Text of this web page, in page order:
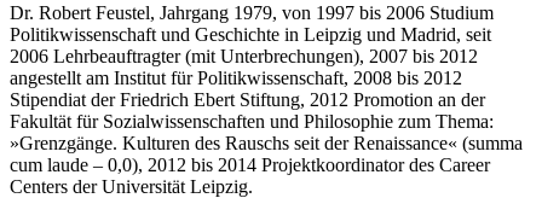
Dr. Robert Feustel, Jahrgang 1979, von 1997 bis 2006 Studium
Politikwissenschaft und Geschichte in Leipzig und Madrid, seit
2006 Lehrbeauftragter (mit Unterbrechungen), 2007 bis 2012
angestellt am Institut für Politikwissenschaft, 2008 bis 2012
Stipendiat der Friedrich Ebert Stiftung, 2012 Promotion an der
Fakultät für Sozialwissenschaften und Philosophie zum Thema:
»Grenzgänge. Kulturen des Rauschs seit der Renaissance« (summa
cum laude – 0,0), 2012 bis 2014 Projektkoordinator des Career
Centers der Universität Leipzig.